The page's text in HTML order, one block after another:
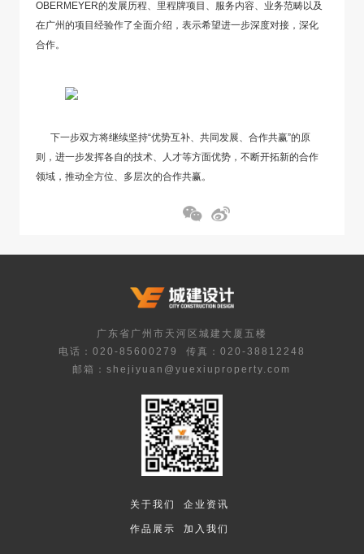
OBERMEYER的发展历程、里程牌项目、服务内容、业务范畴以及
在广州的项目经验作了全面介绍，表示希望进一步深度对接，深化
合作。
下一步双方将继续坚持“优势互补、共同发展、合作共赢”的原
则，进一步发挥各自的技术、人才等方面优势，不断开拓新的合作
领域，推动全方位、多层次的合作共赢。
广东省广州市天河区城建大厦五楼
电话：020-85600279
传真：020-38812248
邮箱：shejiyuan@yuexiuproperty.com
关于我们 企业资讯
作品展示 加入我们